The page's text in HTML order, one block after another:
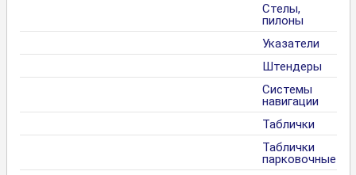
Стелы,
пилоны
Указатели
Штендеры
Системы
навигации
Таблички
Таблички
парковочные